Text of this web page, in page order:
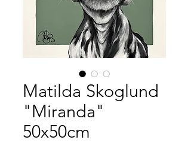
Matilda Skoglund
"Miranda"
50x50cm